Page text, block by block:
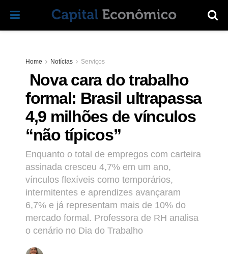
Home Notícias Serviços
Nova cara do trabalho
formal: Brasil ultrapassa
4,9 milhões de vínculos
“não típicos”
Enquanto o total de empregos com carteira
assinada cresceu 4,7% em um ano,
vínculos flexíveis como temporários,
intermitentes e aprendizes avançaram
6,7% e já representam mais de 10% do
mercado formal. Professora de RH analisa
o cenário no Dia do Trabalho